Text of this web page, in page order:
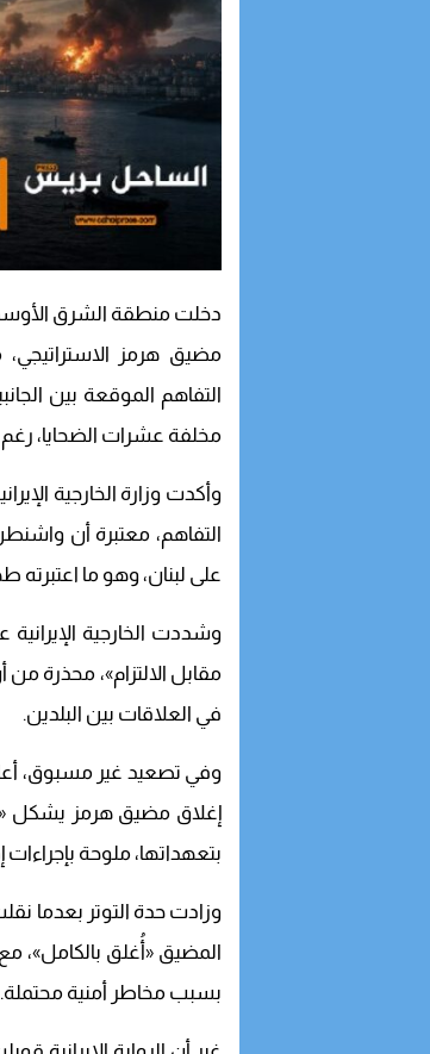
دخلت منطقة الشرق الأوسط
مضيق هرمز الاستراتيجي،
التفاهم الموقعة بين
مخلفة عشرات الضحايا،
وأكدت وزارة الخارجية
التفاهم، معتبرة أن
على لبنان، وهو ما اعتبرته
وشددت الخارجية الإيرانية
مقابل الالتزام»، محذرة
في العلاقات بين البلدين.
وفي تصعيد غير مسبوق،
إغلاق مضيق هرمز يشكل
بتعهداتها، ملوحة
وزادت حدة التوتر بعدما
المضيق «أُغلق بالكامل»،
بسبب مخاطر أمنية محتملة.